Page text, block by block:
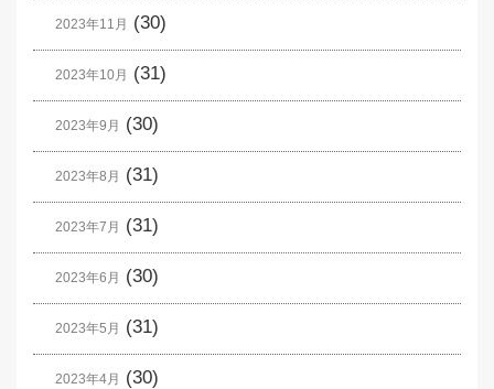
2023年11月 (30)
2023年10月 (31)
2023年9月 (30)
2023年8月 (31)
2023年7月 (31)
2023年6月 (30)
2023年5月 (31)
2023年4月 (30)